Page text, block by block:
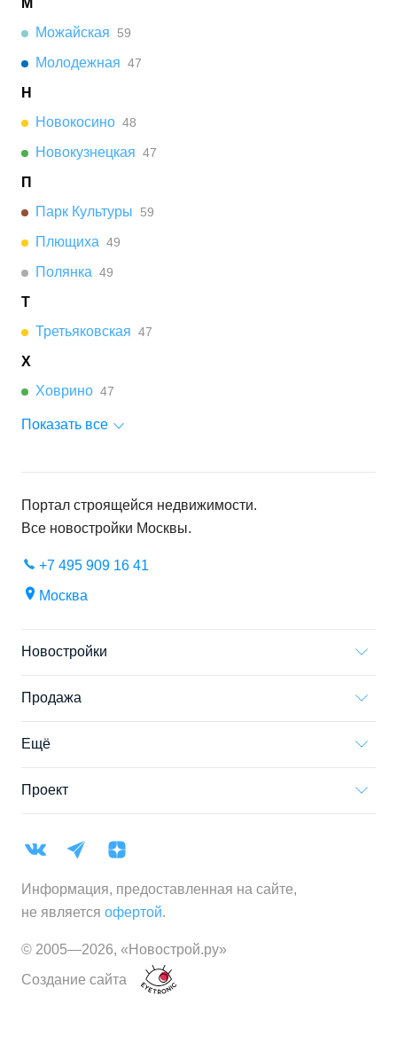
М
Можайская
59
Молодежная 47
Н
Новокосино 48
Новокузнецкая 47
П
Парк Культуры
59
Плющиха 49
Полянка 49
Т
Третьяковская 47
Х
Ховрино 47
Показать все
Портал строящейся недвижимости.
Все новостройки Москвы.
+7 495 909 16 41
Москва
Новостройки
Продажа
Ещё
Проект
Информация, предоставленная на сайте,
не является офертой.
© 2005—2026, «Новострой.ру»
Создание сайта